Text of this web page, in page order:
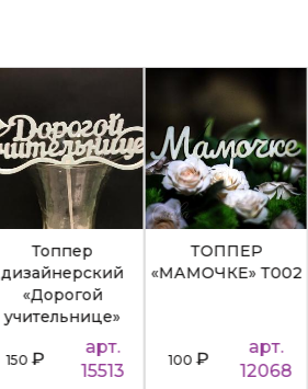
Топпер
дизайнерский
«Дорогой
учительнице»
150₽
арт.
15513
ТОППЕР
«МАМОЧКЕ» Т002
100₽
арт.
12068